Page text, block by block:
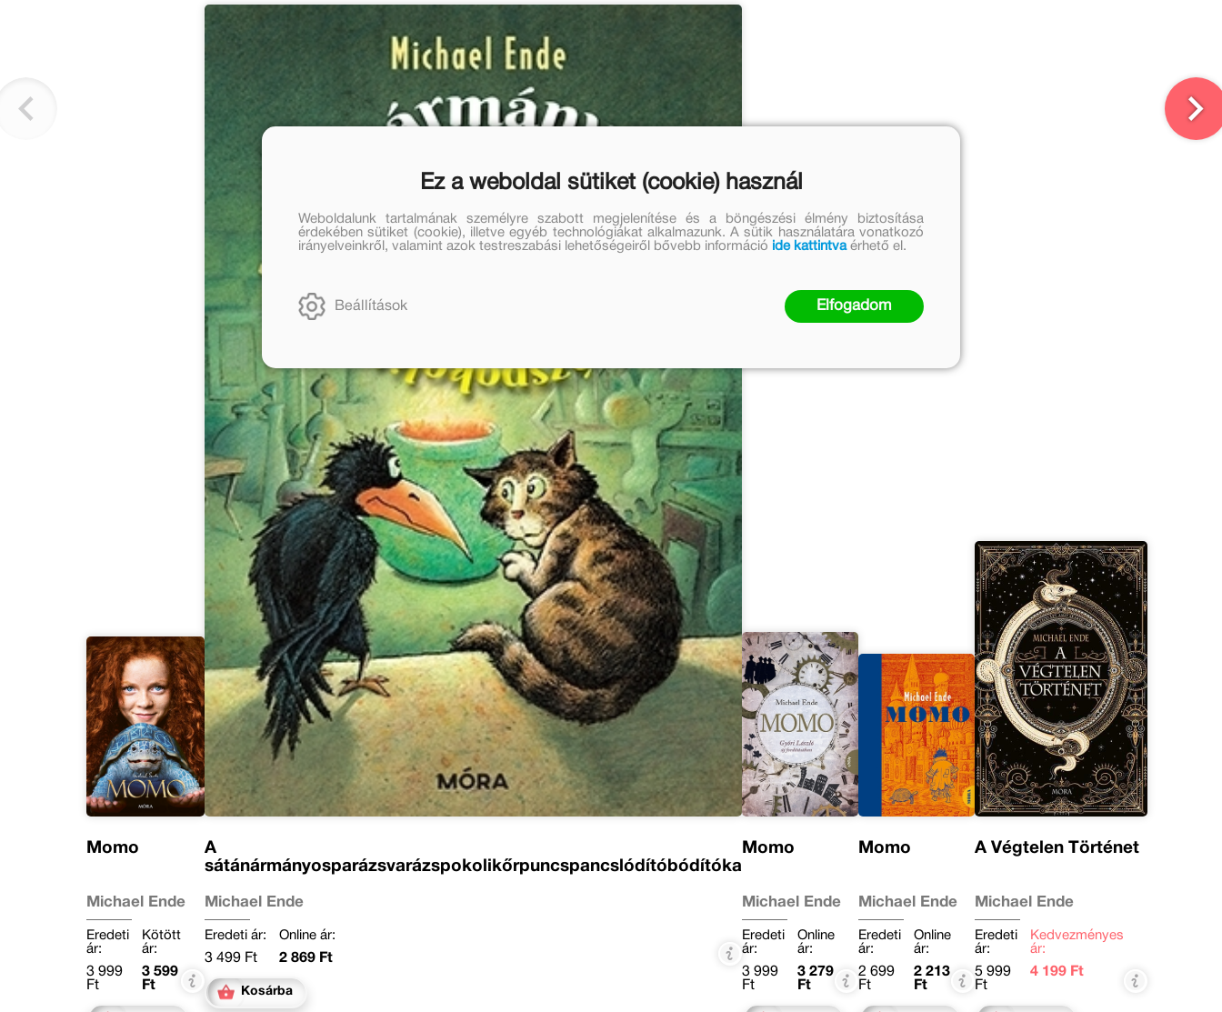
Momo
Michael Ende
Eredeti
ár:
3 999
Ft
Kötött
ár:
3 599
Ft
A
sátánármányosparázsvarázspokolikőrpuncspancslódítóbódítóka
Michael Ende
Eredeti ár:
3 499 Ft
Online ár:
2 869 Ft
Kosárba
Momo
Michael Ende
Eredeti
ár:
3 999
Ft
Online
ár:
3 279
Ft
Momo
Michael Ende
Eredeti
ár:
2 699
Ft
Online
ár:
2 213
Ft
A Végtelen Történet
Michael Ende
Eredeti
ár:
5 999
Ft
Kedvezményes
ár:
4 199 Ft
Ez a weboldal sütiket (cookie) használ
Weboldalunk tartalmának személyre szabott megjelenítése és a böngészési élmény biztosítása
érdekében sütiket (cookie), illetve egyéb technológiákat alkalmazunk. A sütik használatára vonatkozó
irányelveinkről, valamint azok testreszabási lehetőségeiről bővebb információ ide kattintvaérhető el.
Beállítások Elfogadom